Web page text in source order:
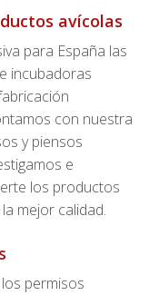
avícolas
para España las
incubadoras
con nuestra
y piensos
e
los productos
mejor calidad.
permisos